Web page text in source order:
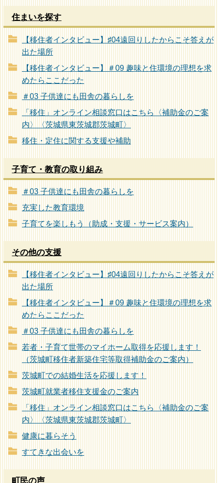
住まいを探す
【移住者インタビュー】♯04遠回りしたからこそ答えが
出た場所
【移住者インタビュー】＃09 趣味と住環境の理想を求
めたらここだった
＃03 子供達にも田舎の暮らしを
「移住」オンライン相談窓口はこちら〈補助金のご案
内〉〈茨城県東茨城郡茨城町〉
移住・定住に関する支援や補助
子育て・教育の取り組み
＃03 子供達にも田舎の暮らしを
充実した教育環境
子育てを楽しもう（助成・支援・サービス案内）
その他の支援
【移住者インタビュー】♯04遠回りしたからこそ答えが
出た場所
【移住者インタビュー】＃09 趣味と住環境の理想を求
めたらここだった
＃03 子供達にも田舎の暮らしを
若者・子育て世帯のマイホーム取得を応援します！
（茨城町移住者新築住宅等取得補助金のご案内）
茨城町での結婚生活を応援します！
茨城町就業者移住支援金のご案内
「移住」オンライン相談窓口はこちら〈補助金のご案
内〉〈茨城県東茨城郡茨城町〉
健康に暮らそう
すてきな出会いを
町民の声